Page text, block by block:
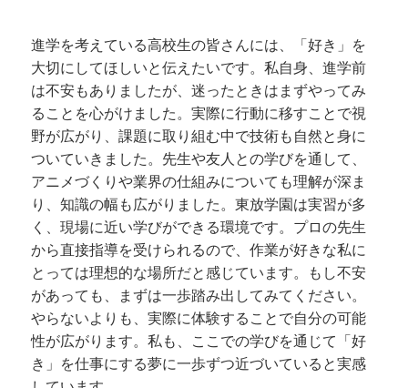
進学を考えている高校生の皆さんには、「好き」を
大切にしてほしいと伝えたいです。私自身、進学前
は不安もありましたが、迷ったときはまずやってみ
ることを心がけました。実際に行動に移すことで視
野が広がり、課題に取り組む中で技術も自然と身に
ついていきました。先生や友人との学びを通して、
アニメづくりや業界の仕組みについても理解が深ま
り、知識の幅も広がりました。東放学園は実習が多
く、現場に近い学びができる環境です。プロの先生
から直接指導を受けられるので、作業が好きな私に
とっては理想的な場所だと感じています。もし不安
があっても、まずは一歩踏み出してみてください。
やらないよりも、実際に体験することで自分の可能
性が広がります。私も、ここでの学びを通じて「好
き」を仕事にする夢に一歩ずつ近づいていると実感